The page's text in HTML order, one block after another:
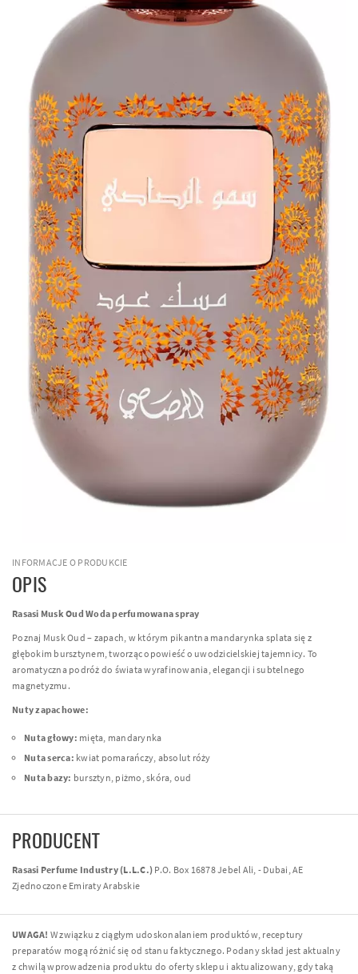
INFORMACJE O PRODUKCIE
OPIS
Rasasi Musk Oud Woda perfumowana spray
Poznaj Musk Oud – zapach, w którym pikantna mandarynka splata się z
głębokim bursztynem, tworząc opowieść o uwodzicielskiej tajemnicy. To
aromatyczna podróż do świata wyrafinowania, elegancji i subtelnego
magnetyzmu.
Nuty zapachowe:
Nuta głowy: mięta, mandarynka
Nuta serca: kwiat pomarańczy, absolut róży
Nuta bazy: bursztyn, piżmo, skóra, oud
PRODUCENT
Rasasi Perfume Industry (L.L.C.) P.O. Box 16878 Jebel Ali, - Dubai, AE
Zjednoczone Emiraty Arabskie
UWAGA! W związku z ciągłym udoskonalaniem produktów, receptury
preparatów mogą różnić się od stanu faktycznego. Podany skład jest aktualny
z chwilą wprowadzenia produktu do oferty sklepu i aktualizowany, gdy taką